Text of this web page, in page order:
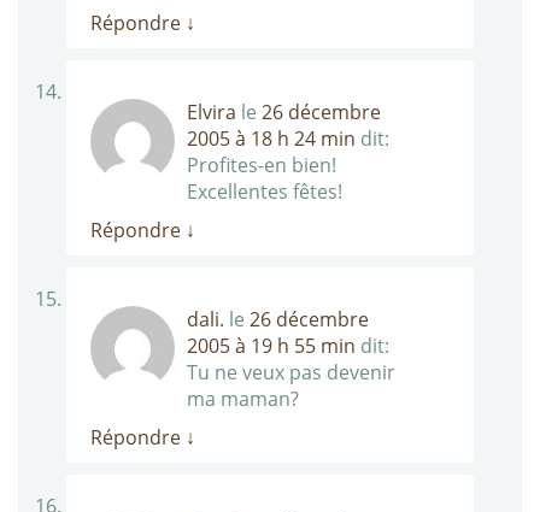
Répondre ↓
Elvira le 26 décembre
2005 à 18 h 24 min dit:
Profites-en bien!
Excellentes fêtes!
Répondre ↓
dali. le 26 décembre
2005 à 19 h 55 min dit:
Tu ne veux pas devenir
ma maman?
Répondre ↓